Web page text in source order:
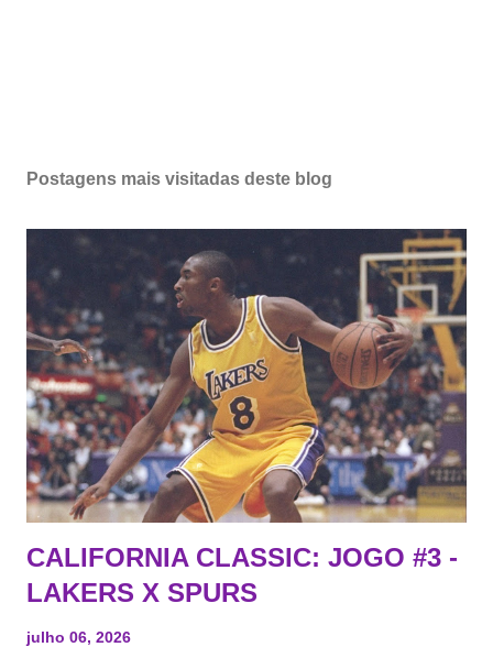
Postagens mais visitadas deste blog
CALIFORNIA CLASSIC: JOGO #3 -
LAKERS X SPURS
julho 06, 2026